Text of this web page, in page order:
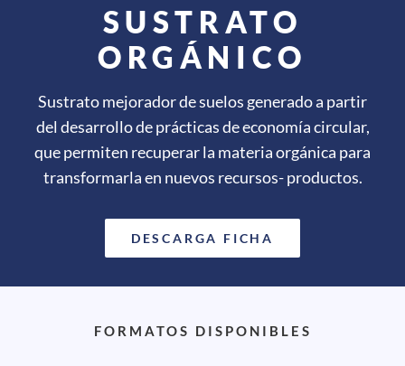
SUSTRATO
ORGÁNICO
Sustrato mejorador de suelos generado a partir
del desarrollo de prácticas de economía circular,
que permiten recuperar la materia orgánica para
transformarla en nuevos recursos- productos.
DESCARGA FICHA
FORMATOS DISPONIBLES